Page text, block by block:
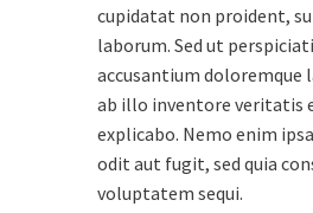
cupidatat non proident,
laborum. Sed ut
accusantium doloremque
ab illo inventore veritatis
explicabo. Nemo enim
odit aut fugit, sed quia
voluptatem sequi.